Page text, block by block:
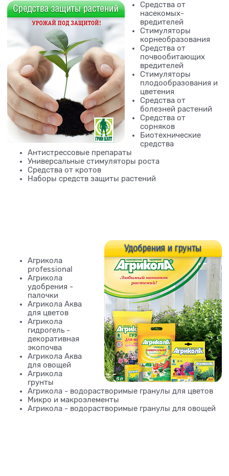
Средства от
насекомых-
вредителей
Стимуляторы
корнеобразования
Средства от
почвообитающих
вредителей
Стимуляторы
плодообразования и
цветения
Средства от
болезней растений
Средства от
сорняков
Биотехнические
средства
Антистрессовые препараты
Универсальные стимуляторы роста
Средства от кротов
Наборы средств защиты растений
Агрикола
professional
Агрикола
удобрения -
палочки
Агрикола Аква
для цветов
Агрикола
гидрогель -
декоративная
экопочва
Агрикола Аква
для овощей
Агрикола
грунты
Агрикола - водорастворимые гранулы для цветов
Микро и макроэлементы
Агрикола - водорастворимые гранулы для овощей